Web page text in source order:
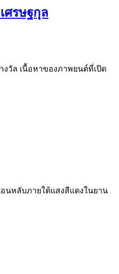
ศรษฐกุล
วัล เนื้อหาของภาพยนต์ที่เปิด
หลับภายใต้แสงสีแดงในยาน